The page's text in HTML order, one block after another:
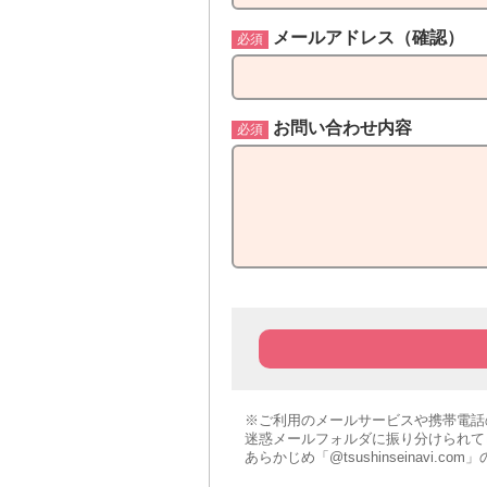
メールアドレス（確認）
お問い合わせ内容
※ご利用のメールサービスや携帯電
迷惑メールフォルダに振り分けられて
あらかじめ「@tsushinseinavi.com」